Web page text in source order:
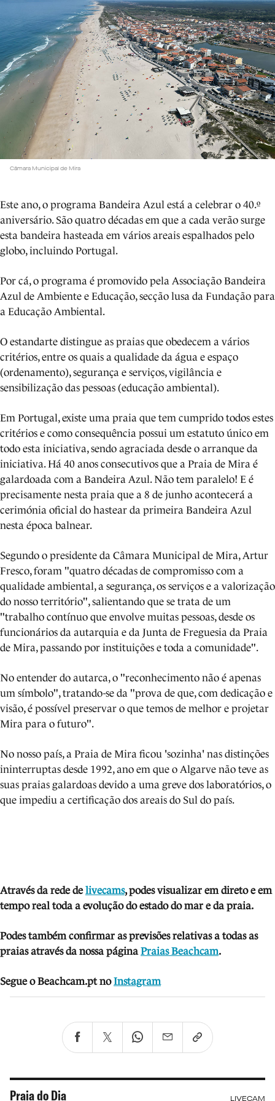
Câmara Municipal de Mira
Este ano, o programa Bandeira Azul está a celebrar o 40.º
aniversário. São quatro décadas em que a cada verão surge
esta bandeira hasteada em vários areais espalhados pelo
globo, incluindo Portugal.
Por cá, o programa é promovido pela Associação Bandeira
Azul de Ambiente e Educação, secção lusa da Fundação para
a Educação Ambiental.
O estandarte distingue as praias que obedecem a vários
critérios, entre os quais a qualidade da água e espaço
(ordenamento), segurança e serviços, vigilância e
sensibilização das pessoas (educação ambiental).
Em Portugal, existe uma praia que tem cumprido todos estes
critérios e como consequência possui um estatuto único em
todo esta iniciativa, sendo agraciada desde o arranque da
iniciativa. Há 40 anos consecutivos que a Praia de Mira é
galardoada com a Bandeira Azul. Não tem paralelo! E é
precisamente nesta praia que a 8 de junho acontecerá a
cerimónia oficial do hastear da primeira Bandeira Azul
nesta época balnear.
Segundo o presidente da Câmara Municipal de Mira, Artur
Fresco, foram "quatro décadas de compromisso com a
qualidade ambiental, a segurança, os serviços e a valorização
do nosso território", salientando que se trata de um
"trabalho contínuo que envolve muitas pessoas, desde os
funcionários da autarquia e da Junta de Freguesia da Praia
de Mira, passando por instituições e toda a comunidade".
No entender do autarca, o "reconhecimento não é apenas
um símbolo", tratando-se da "prova de que, com dedicação e
visão, é possível preservar o que temos de melhor e projetar
Mira para o futuro".
No nosso país, a Praia de Mira ficou 'sozinha' nas distinções
ininterruptas desde 1992, ano em que o Algarve não teve as
suas praias galardoas devido a uma greve dos laboratórios, o
que impediu a certificação dos areais do Sul do país.
Através da rede delivecams, podes visualizar em direto e em
tempo real toda a evolução do estado do mar e da praia.
Podes também confirmar as previsões relativas a todas as
praias através da nossa páginaPraias Beachcam.
Segue o Beachcam.pt no Instagram
Praia do Dia LIVECAM